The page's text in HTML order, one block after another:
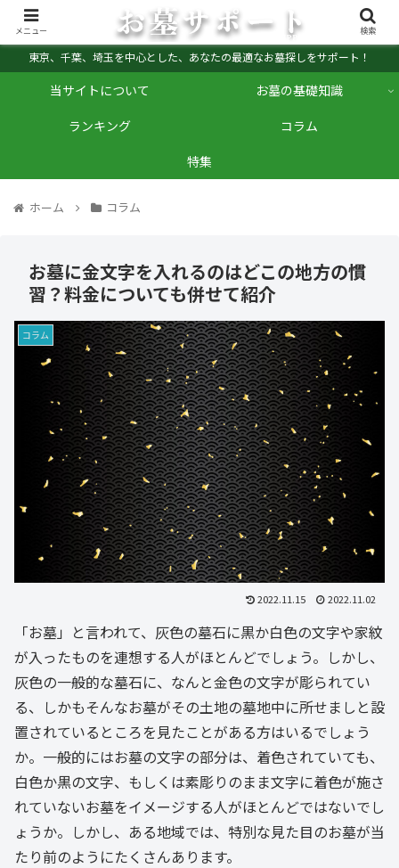
東京、千葉、埼玉を中心とした、あなたの最適なお墓探しをサポート！
当サイトについて
お墓の基礎知識
ランキング
コラム
特集
ホーム コラム
お墓に金文字を入れるのはどこの地方の慣
習？料金についても併せて紹介
コラム
2022.11.15 2022.11.02
「お墓」と言われて、灰色の墓石に黒か白色の文字や家紋
が入ったものを連想する人がほとんどでしょう。しかし、
灰色の一般的な墓石に、なんと金色の文字が彫られてい
る、しかもそんなお墓がその土地の墓地中に所せましと設
置されているところを見たことがある方はいるでしょう
か。一般的にはお墓の文字の部分は、着色されていても、
白色か黒の文字、もしくは素彫りのまま文字に着色が施さ
れていないお墓をイメージする人がほとんどではないでし
ょうか。しかし、ある地域では、特別な見た目のお墓が当
たり前のようにたくさんあります。
メニュー 検索